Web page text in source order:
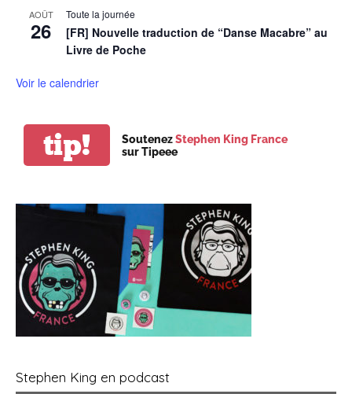
AOÛT
26
Toute la journée
[FR] Nouvelle traduction de “Danse Macabre” au
Livre de Poche
Voir le calendrier
tip! SoutenezStephen King France
sur Tipeee
Stephen King en podcast